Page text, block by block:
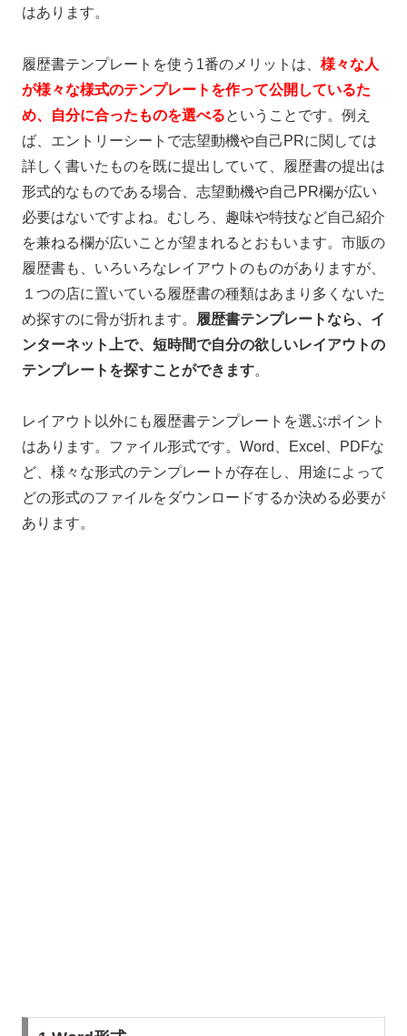
はあります。
履歴書テンプレートを使う 1番のメリットは、 様々な人
が様々な様式のテンプレートを作って公開しているた
め、自分に合ったものを選べるということです。例え
ば、エントリーシートで志望動機や自己 PRに関しては
詳しく書いたものを既に提出していて、履歴書の提出は
形式的なものである場合、志望動機や自己 PR欄が広い
必要はないですよね。むしろ、趣味や特技など自己紹介
を兼ねる欄が広いことが望まれるとおもいます。市販の
履歴書も、いろいろなレイアウトのものがありますが、
１つの店に置いている履歴書の種類はあまり多くないた
め探すのに骨が折れます。
履歴書テンプレートなら、イ
ンターネット上で、短時間で自分の欲しいレイアウトの
テンプレートを探すことができます。
レイアウト以外にも履歴書テンプレートを選ぶポイント
はあります。ファイル形式です。 Word Excel PDFな
ど、様々な形式のテンプレートが存在し、用途によって
どの形式のファイルをダウンロードするか決める必要が
あります。